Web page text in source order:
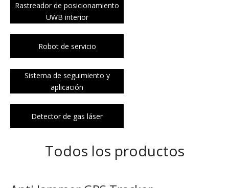
Rastreador de posicionamiento
UWB interior
Robot de servicio
Sistema de seguimiento y
aplicación
Detector de gas láser
Todos los productos